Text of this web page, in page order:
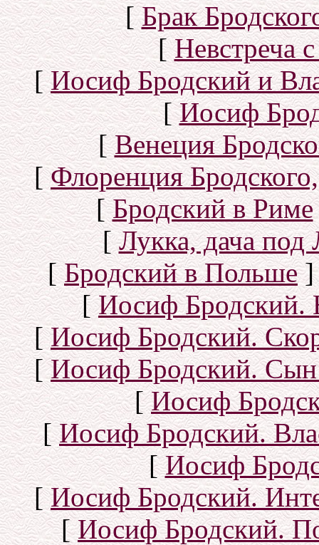
[Брак
[Невстреча
[Иосиф Бродский и
[Иосиф
[Венеция
[Флоренция
[Бродский в Риме
[Лукка, дача под
[Бродский в Польше]
[Иосиф Бродский.
[Иосиф Бродский.
[Иосиф Бродский.
[Иосиф
[Иосиф Бродский.
[Иосиф
[Иосиф Бродский.
[Иосиф Бродский.